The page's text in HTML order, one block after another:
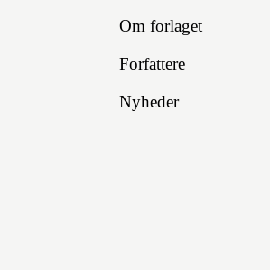
Om forlaget
Forfattere
Nyheder